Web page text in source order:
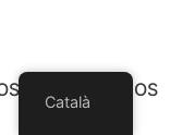
LOS DERECHOS
Català